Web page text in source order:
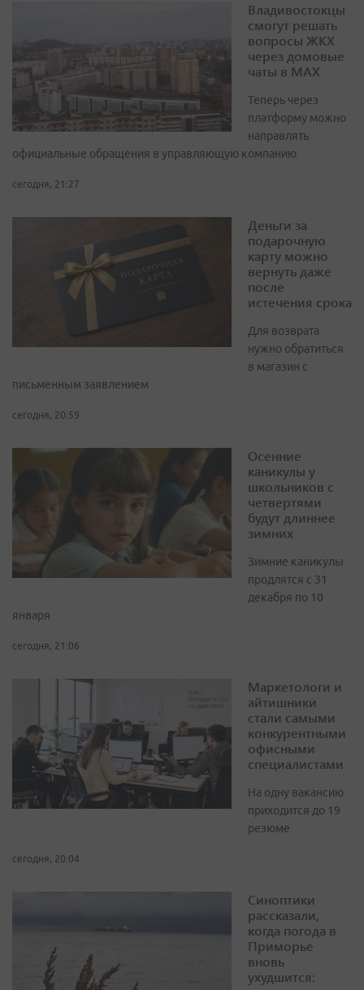
Владивостокцы
смогут решать
вопросы ЖКХ
через домовые
чаты в МАХ
Теперь через
платформу можно
направлять
официальные обращения в управляющую компанию
сегодня, 21:27
Деньги за
подарочную
карту можно
вернуть даже
после
истечения срока
Для возврата
нужно обратиться
в магазин с
письменным заявлением
сегодня, 20:59
Осенние
каникулы у
школьников с
четвертями
будут длиннее
зимних
Зимние каникулы
продлятся с 31
декабря по 10
января
сегодня, 21:06
Маркетологи и
айтишники
стали самыми
конкурентными
офисными
специалистами
На одну вакансию
приходится до 19
резюме
сегодня, 20:04
Синоптики
рассказали,
когда погода в
Приморье
вновь
ухудшится: